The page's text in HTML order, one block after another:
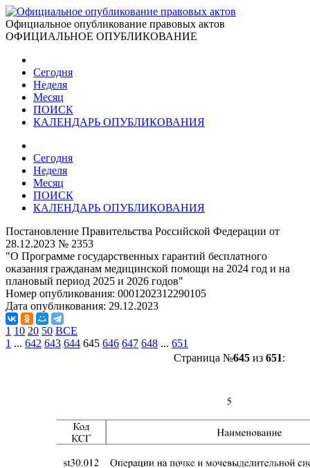
Официальное опубликование правовых актов
ОФИЦИАЛЬНОЕ ОПУБЛИКОВАНИЕ
Сегодня
Неделя
Месяц
ПОИСК
КАЛЕНДАРЬ ОПУБЛИКОВАНИЯ
Сегодня
Неделя
Месяц
ПОИСК
КАЛЕНДАРЬ ОПУБЛИКОВАНИЯ
Постановление Правительства Российской Федерации от
28.12.2023 № 2353
"О Программе государственных гарантий бесплатного
оказания гражданам медицинской помощи на 2024 год и на
плановый период 2025 и 2026 годов"
Номер опубликования: 0001202312290105
Дата опубликования: 29.12.2023
1 10 20 50 ВСЕ
1 ... 642 643 644 645 646 647 648 ... 651
Страница №645из 651: